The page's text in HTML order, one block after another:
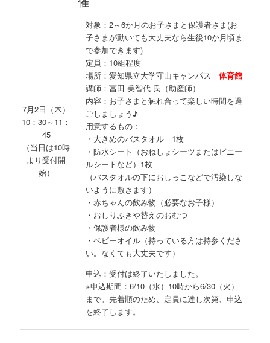
7月2日（木）
10：30～11：
45
（当日は10時
より受付開
始）
対象：2～6か月のお子さまと保護者さま(お
子さまが動いても大丈夫なら生後10か月頃ま
で参加できます)
定員：10組程度
場所：愛知県立大学守山キャンパス体育館
講師：冨田 美智代 氏（助産師）
内容：お子さまと触れ合って楽しい時間を過
ごしましょう♪
用意するもの：
・大きめのバスタオル 1枚
・防水シート（おねしょシーツまたはビニー
ルシートなど）1枚
（バスタオルの下におしっこなどで汚染しな
いように敷きます）
・赤ちゃんの飲み物（必要なお子様）
・おしりふきや替えのおむつ
・保護者様の飲み物
・ベビーオイル（持っている方は持参くださ
い。なくても大丈夫です）
申込：受付は終了いたしました。
※申込期間：6/10（水）10時から6/30（火）
まで。先着順のため、定員に達し次第、申込
を終了します。